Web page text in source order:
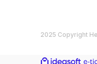
2025 Copyright